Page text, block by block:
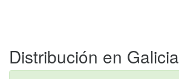
Distribución en Galicia